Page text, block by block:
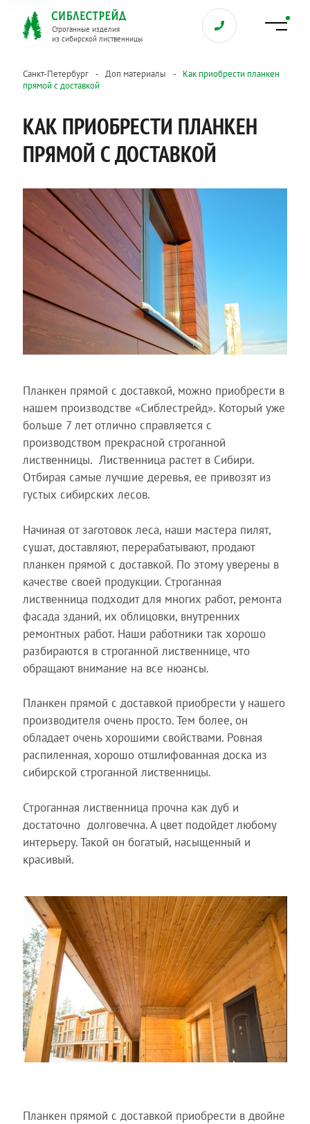
Строганные изделия
из сибирской лиственницы
Санкт-Петербург Доп материалы
Как приобрести планкен
прямой с доставкой
КАК ПРИОБРЕСТИ ПЛАНКЕН
ПРЯМОЙ С ДОСТАВКОЙ
Планкен прямой с доставкой, можно приобрести в
нашем производстве «Сиблестрейд». Который уже
больше 7 лет отлично справляется с
производством прекрасной строганной
лиственницы. Лиственница растет в Сибири.
Отбирая самые лучшие деревья, ее привозят из
густых сибирских лесов.
Начиная от заготовок леса, наши мастера пилят,
сушат, доставляют, перерабатывают, продают
планкен прямой с доставкой. По этому уверены в
качестве своей продукции. Строганная
лиственница подходит для многих работ, ремонта
фасада зданий, их облицовки, внутренних
ремонтных работ. Наши работники так хорошо
разбираются в строганной лиственнице, что
обращают внимание на все нюансы.
Планкен прямой с доставкой приобрести у нашего
производителя очень просто. Тем более, он
обладает очень хорошими свойствами. Ровная
распиленная, хорошо отшлифованная доска из
сибирской строганной лиственницы.
Строганная лиственница прочна как дуб и
достаточно долговечна. А цвет подойдет любому
интерьеру. Такой он богатый, насыщенный и
красивый.
Планкен прямой с доставкой приобрести в двойне